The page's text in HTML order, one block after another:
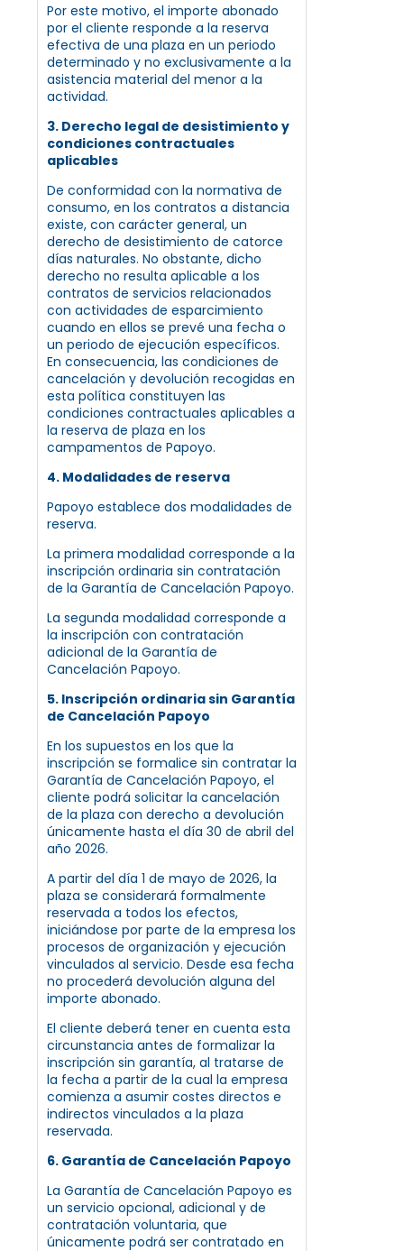
Por este motivo, el importe abonado
por el cliente responde a la reserva
efectiva de una plaza en un periodo
determinado y no exclusivamente a la
asistencia material del menor a la
actividad.
3. Derecho legal de desistimiento y
condiciones contractuales
aplicables
De conformidad con la normativa de
consumo, en los contratos a distancia
existe, con carácter general, un
derecho de desistimiento de catorce
días naturales. No obstante, dicho
derecho no resulta aplicable a los
contratos de servicios relacionados
con actividades de esparcimiento
cuando en ellos se prevé una fecha o
un periodo de ejecución específicos.
En consecuencia, las condiciones de
cancelación y devolución recogidas en
esta política constituyen las
condiciones contractuales aplicables a
la reserva de plaza en los
campamentos de Papoyo.
4. Modalidades de reserva
Papoyo establece dos modalidades de
reserva.
La primera modalidad corresponde a la
inscripción ordinaria sin contratación
de la Garantía de Cancelación Papoyo.
La segunda modalidad corresponde a
la inscripción con contratación
adicional de la Garantía de
Cancelación Papoyo.
5. Inscripción ordinaria sin Garantía
de Cancelación Papoyo
En los supuestos en los que la
inscripción se formalice sin contratar la
Garantía de Cancelación Papoyo, el
cliente podrá solicitar la cancelación
de la plaza con derecho a devolución
únicamente hasta el día 30 de abril del
año 2026.
A partir del día 1 de mayo de 2026, la
plaza se considerará formalmente
reservada a todos los efectos,
iniciándose por parte de la empresa los
procesos de organización y ejecución
vinculados al servicio. Desde esa fecha
no procederá devolución alguna del
importe abonado.
El cliente deberá tener en cuenta esta
circunstancia antes de formalizar la
inscripción sin garantía, al tratarse de
la fecha a partir de la cual la empresa
comienza a asumir costes directos e
indirectos vinculados a la plaza
reservada.
6. Garantía de Cancelación Papoyo
La Garantía de Cancelación Papoyo es
un servicio opcional, adicional y de
contratación voluntaria, que
únicamente podrá ser contratado en